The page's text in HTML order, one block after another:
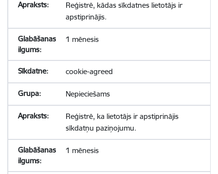
Reģistrē, kādas sīkdatnes lietotājs ir
apstiprinājis.
1 mēnesis
cookie-agreed
Nepieciešams
Reģistrē, ka lietotājs ir apstiprinājis
sīkdatņu paziņojumu.
1 mēnesis